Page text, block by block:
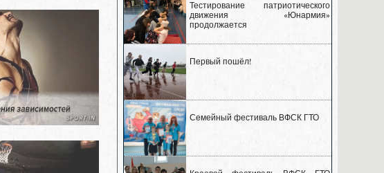
Тестирование патриотического
движения «Юнармия»
продолжается
Первый пошёл!
Семейный фестиваль ВФСК ГТО